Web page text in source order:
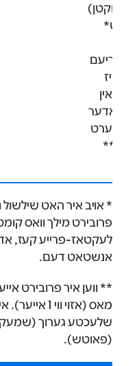
קריעם
אין
אדער
* אויב איר האט שילשול
פרובירט מילך וואס קומט
לעקטאז-פרייע קעז,
אנשטאט דעם.
** ווען איר פרובירט
מאס (אזוי ווי 1
שלעכטע גערוך (שמעק)
(פאוטש).